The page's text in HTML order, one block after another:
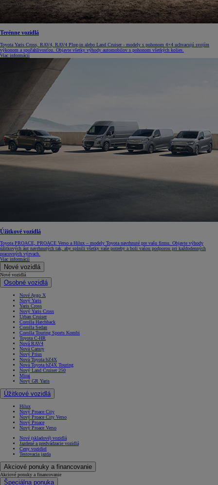
Terénne vozidlá
Toyota Yaris Cross, RAV4, RAV4 Plug-in alebo Land Cruiser - modely s pohonom 4×4 uchvacujú svojím
výkonom a spoľahlivosťou. Objavte všetky výhody automobilov s pohonom všetkých kolies.
Viac informácií
Úžitkové vozidlá
Toyota PROACE, PROACE Verso a Hilux – modely Toyota navrhnuté pre vašu firmu. Objavte výhody
úžitkových áut navrhnutých tak, aby splnili všetky vaše potreby a boli vašou podporou pri každodenných
pracovných výzvach.
Viac informácií
Nové vozidlá
Nové vozidlá
Osobné vozidlá
Nové Aygo X
Nový Yaris
Yaris Cross
Nový Yaris Cross
Urban Cruiser
Corolla Hatchback
Corolla Sedan
Corolla Touring Sports Kombi
Toyota C-HR
Nová RAV4
Nová Camry
Nový Prius
Nová Toyota bZ4X
Nová Toyota bZ4X Touring
Nový Land Cruiser 250
Mirai
Nový GR Yaris
Úžitkové vozidlá
Hilux
Nový Proace City
Nový Proace City Verso
Nový Proace
Nový Proace Verso
Nové (skladové) vozidlá
Jazdené a predvádzacie vozidlá
Ceny vozidiel
Testovacia jazda
Akciové ponuky a financovanie
Akciové ponuky a financovanie
Špeciálna ponuka